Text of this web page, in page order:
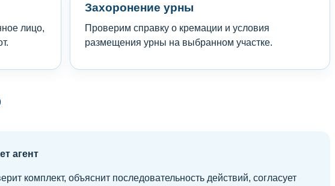
лицо,
Захоронение урны
Проверим справку о кремации и условия
размещения урны на выбранном участке.
агент
комплект, объяснит последовательность действий, согласует